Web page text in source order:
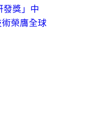
發獎」中
榮膺全球